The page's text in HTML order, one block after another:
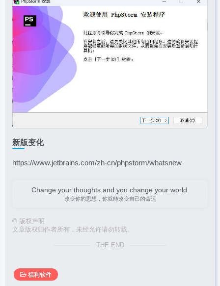
新版变化
https://www.jetbrains.com/zh-cn/phpstorm/whatsnew
Change your thoughts and you change your world.
改变你的思想，你就能改变自己的命运
© 版权声明
文章版权归作者所有，未经允许请勿转载。
THE END
福利软件